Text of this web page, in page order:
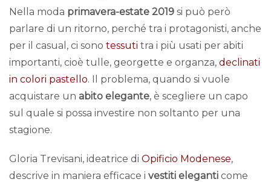
Nella moda primavera-estate 2019 si può però
parlare di un ritorno, perché tra i protagonisti, anche
per il casual, ci sono tessuti tra i più usati per abiti
importanti, cioè tulle, georgette e organza, declinati
in colori pastello. Il problema, quando si vuole
acquistare un abito elegante, è scegliere un capo
sul quale si possa investire non soltanto per una
stagione.
Gloria Trevisani, ideatrice di Opificio Modenese,
descrive in maniera efficace i vestiti eleganti come